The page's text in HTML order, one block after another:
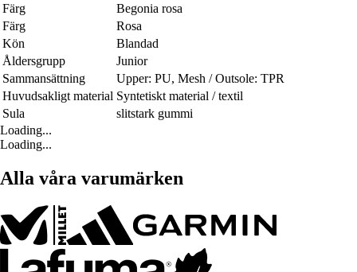
Färg
Begonia rosa
Färg
Rosa
Kön
Blandad
Åldersgrupp
Junior
Sammansättning
Upper: PU, Mesh / Outsole: TPR
Huvudsakligt material Syntetiskt material / textil
Sula
slitstark gummi
Loading...
Loading...
Alla våra varumärken